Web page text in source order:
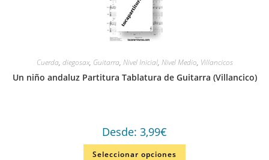
Cuerda, diegosax, Guitarra, Nivel Inicial, Nivel Medio, Villancicos
Un niño andaluz Partitura Tablatura de Guitarra (Villancico)
Desde: 3,99€
Seleccionar opciones